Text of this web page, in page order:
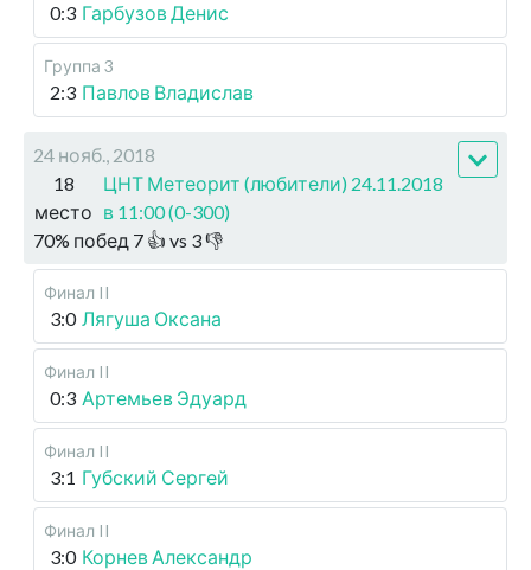
0:3 Гарбузов Денис
Группа 3
2:3 Павлов Владислав
24 нояб., 2018
18
место
ЦНТ Метеорит (любители) 24.11.2018
в 11:00 (0-300)
70% побед 7 👍 vs 3👎
Финал II
3:0 Лягуша Оксана
Финал II
0:3 Артемьев Эдуард
Финал II
3:1 Губский Сергей
Финал II
3:0 Корнев Александр